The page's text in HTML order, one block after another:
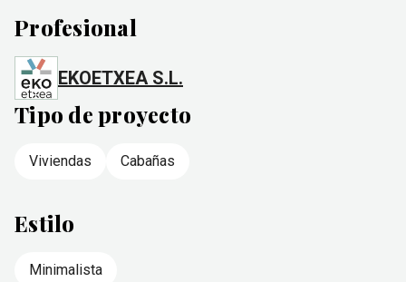
Profesional
EKOETXEA S.L.
Tipo de proyecto
Viviendas Cabañas
Estilo
Minimalista